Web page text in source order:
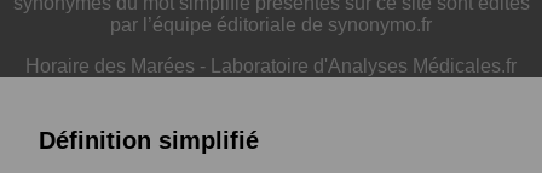
par l’équipe éditoriale de synonymo.fr
Horaire des Marées - Laboratoire d'Analyses Médicales.fr
Définition simplifié